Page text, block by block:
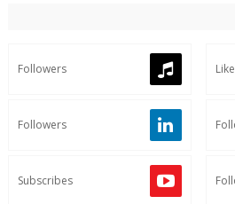
Followers
Followers
Subscribes